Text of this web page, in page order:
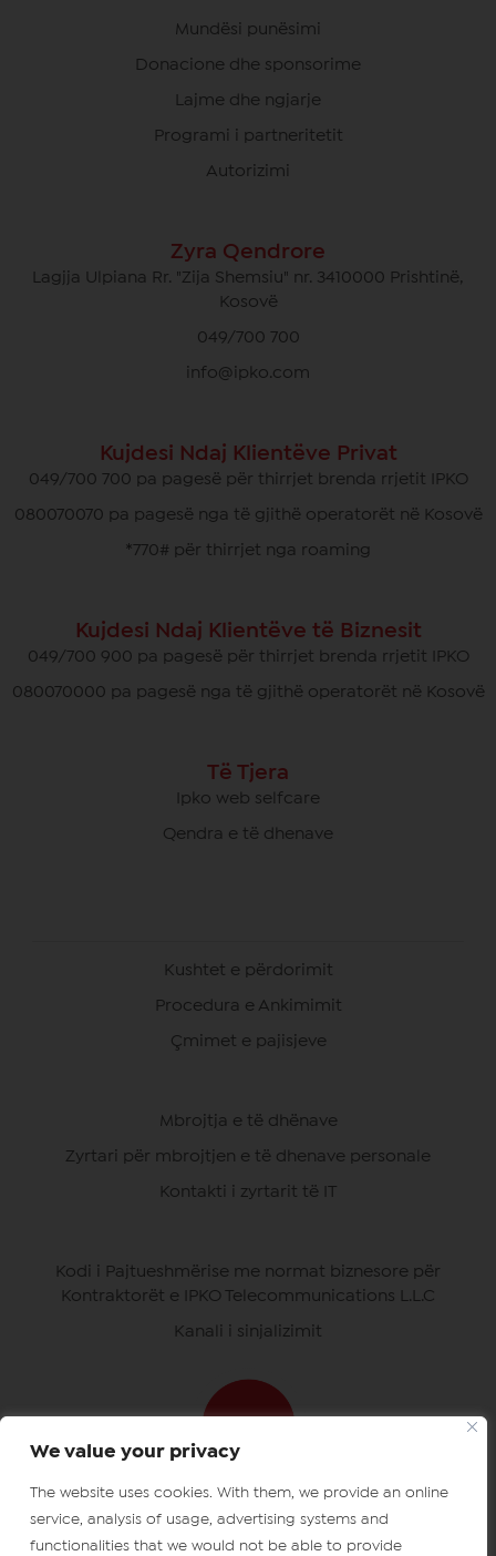
We value your privacy
The website uses cookies. With them, we provide an online
service, analysis of usage, advertising systems and
functionalities that we would not be able to provide
Mundësi punësimi
Donacione dhe sponsorime
Lajme dhe ngjarje
Programi i partneritetit
Autorizimi
Zyra Qendrore
Lagjja Ulpiana Rr. "Zija Shemsiu" nr. 3410000 Prishtinë,
Kosovë
049/700 700
info@ipko.com
Kujdesi Ndaj Klientëve Privat
049/700 700 pa pagesë për thirrjet brenda rrjetit IPKO
080070070 pa pagesë nga të gjithë operatorët në Kosovë
*770# për thirrjet nga roaming
Kujdesi Ndaj Klientëve të Biznesit
049/700 900 pa pagesë për thirrjet brenda rrjetit IPKO
080070000 pa pagesë nga të gjithë operatorët në Kosovë
Të Tjera
Ipko web selfcare
Qendra e të dhenave
Kushtet e përdorimit
Procedura e Ankimimit
Çmimet e pajisjeve
Mbrojtja e të dhënave
Zyrtari për mbrojtjen e të dhenave personale
Kontakti i zyrtarit të IT
Kodi i Pajtueshmërise me normat biznesore për
Kontraktorët e IPKO Telecommunications L.L.C
Kanali i sinjalizimit
Shkarko aplikacionet e ipkosÇertifikatat e IPKO